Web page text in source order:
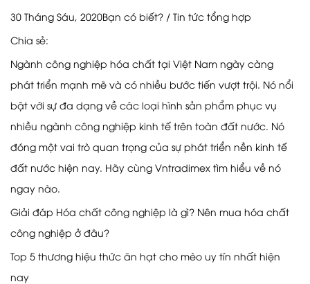
30 Tháng Sáu, 2020Bạn có biết? / Tin tức tổng hợp
Chia sẻ:
Ngành công nghiệp hóa chất tại Việt Nam ngày càng
phát triển mạnh mẽ và có nhiều bước tiến vượt trội. Nó nổi
bật với sự đa dạng về các loại hình sản phẩm phục vụ
nhiều ngành công nghiệp kinh tế trên toàn đất nước. Nó
đóng một vai trò quan trọng của sự phát triển nền kinh tế
đất nước hiện nay. Hãy cùng Vntradimex tìm hiểu về nó
ngay nào.
Giải đáp Hóa chất công nghiệp là gì? Nên mua hóa chất
công nghiệp ở đâu?
Top 5 thương hiệu thức ăn hạt cho mèo uy tín nhất hiện
nay